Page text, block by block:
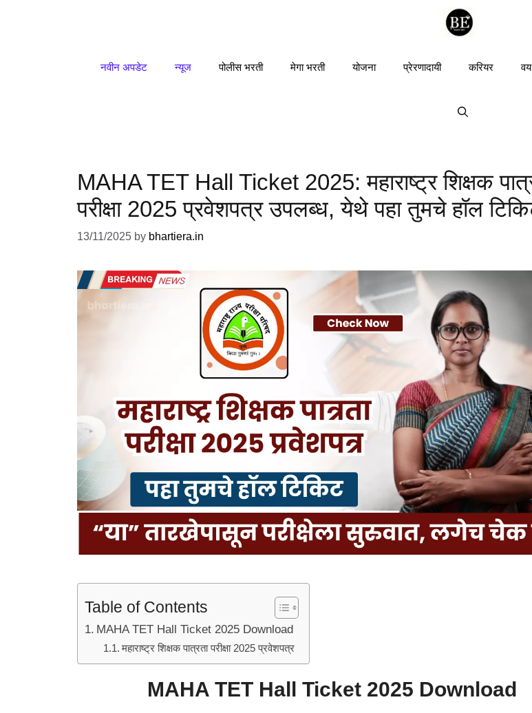
नवीन अपडेट न्यूज पोलीस भरती मेगा भरती योजना प्रेरणादायी करियर
MAHA TET Hall Ticket 2025: महाराष्ट्र शिक्षक
परीक्षा 2025 प्रवेशपत्र उपलब्ध, येथे पहा तुमचे हॉल
13/11/2025 by bhartiera.in
Table of Contents
MAHA TET Hall Ticket 2025 Download
महाराष्ट्र शिक्षक पात्रता परीक्षा 2025 प्रवेशपत्र
MAHA TET Hall Ticket 2025 Download